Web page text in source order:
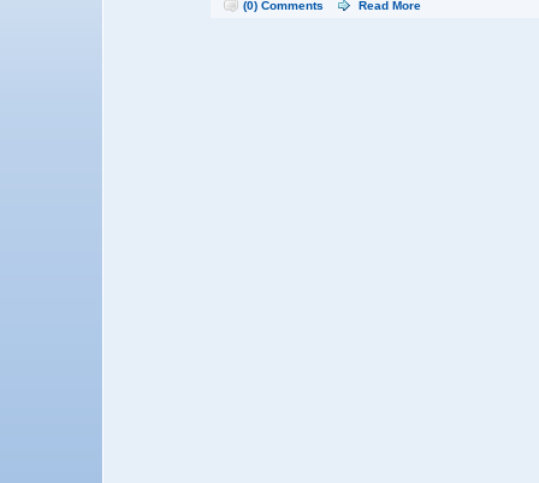
(0) Comments Read More